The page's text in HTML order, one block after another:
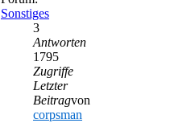
Sonstiges
3
Antworten
1795
Zugriffe
Letzter
Beitragvon
corpsman